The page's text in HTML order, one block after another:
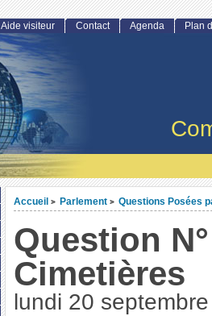
Accueil > Parlement > Questions Posées
Question
Cimetières
lundi 20
Aide visiteur Contact Agenda Plan